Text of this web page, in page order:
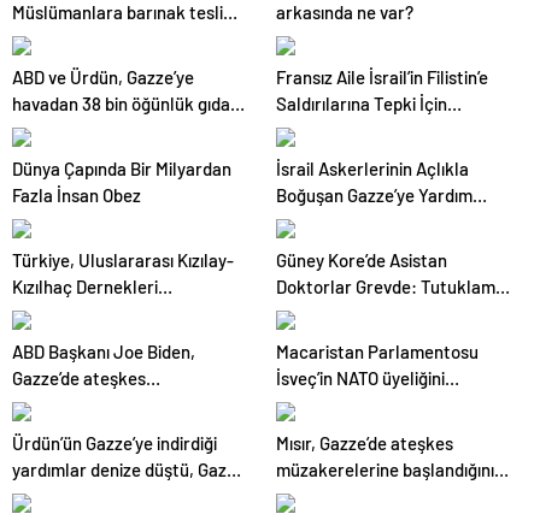
Müslümanlara barınak teslim
etti
arkasında ne var?
ABD ve Ürdün, Gazze’ye
havadan 38 bin öğünlük gıda
attı
Fransız Aile İsrail’in Filistin’e
Saldırılarına Tepki İçin
Bisikletle Yola Çıktı
Dünya Çapında Bir Milyardan
Fazla İnsan Obez
İsrail Askerlerinin Açlıkla
Boğuşan Gazze’ye Yardım
Konvoyuna Ateş Açması
Türkiye, Uluslararası Kızılay-
Kızılhaç Dernekleri
Federasyonu’nun 5. Küresel
yapacak
Güney Kore’de Asistan
Doktorlar Grevde: Tutuklama
Tehdidi ve Lisans İptali
ABD Başkanı Joe Biden,
Gazze’de ateşkes
anlaşmasının Pazartesi’ye
kadar varılmasını umuyor
Macaristan Parlamentosu
İsveç’in NATO üyeliğini
onayladı
Ürdün’ün Gazze’ye indirdiği
yardımlar denize düştü, Gazze
halkı sahile akın etti
Mısır, Gazze’de ateşkes
müzakerelerine başlandığını
duyurdu